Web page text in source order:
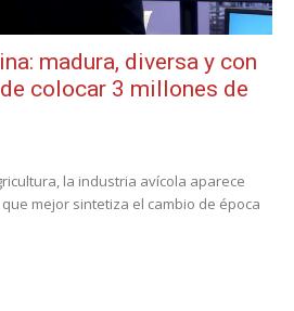
madura, diversa y con
colocar 3 millones de
la industria avícola aparece
mejor sintetiza el cambio de época